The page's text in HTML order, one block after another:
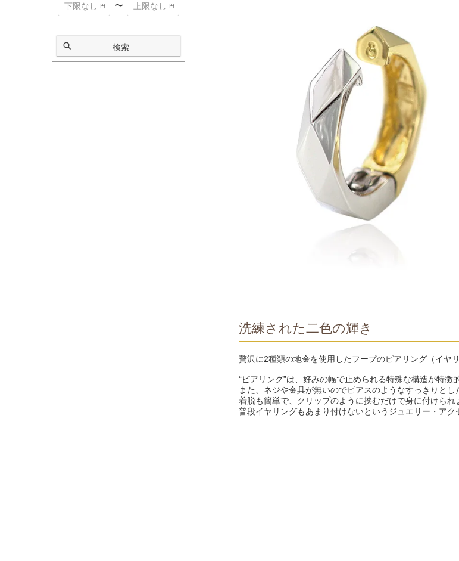
〜
検索
洗練された二色の輝き
贅沢に2種類の地金を使用したフープのピアリング（イヤリ
“ピアリング”は、好みの幅で止められる特殊な構造が特徴
また、ネジや金具が無いのでピアスのようなすっきりとし
着脱も簡単で、クリップのように挟むだけで身に付けられ
普段イヤリングもあまり付けないというジュエリー・ア